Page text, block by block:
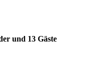
und 13 Gäste